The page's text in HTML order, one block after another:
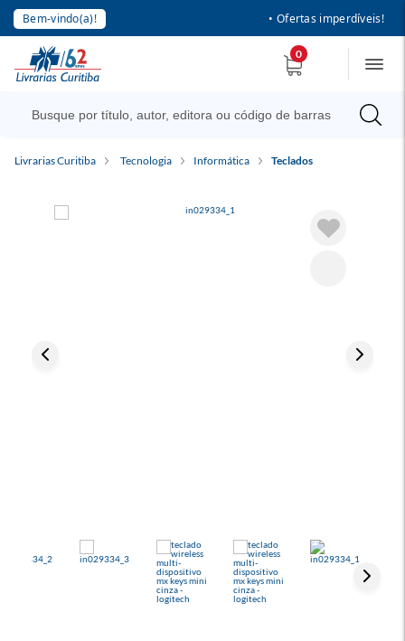
Bem-vindo(a)! • Ofertas imperdíveis!
0
Livrarias Curitiba Tecnologia Informática Teclados